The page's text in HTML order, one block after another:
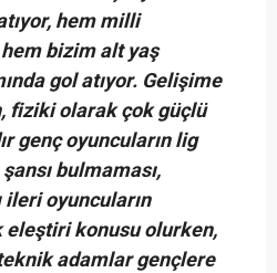
hem milli
hem bizim alt yaş
gol atıyor. Gelişime
fiziki olarak çok güçlü
genç oyuncuların lig
bulmaması,
ileri oyuncuların
eleştiri konusu olurken,
adamlar gençlere